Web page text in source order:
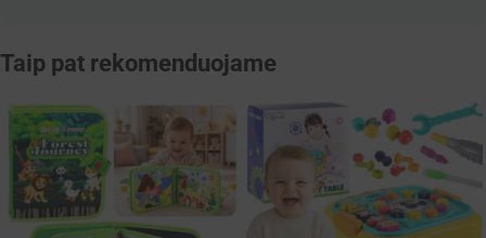
Taip pat rekomenduojame